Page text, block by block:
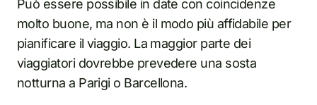
Può essere possibile in date con coincidenze
molto buone, ma non è il modo più affidabile per
pianificare il viaggio. La maggior parte dei
viaggiatori dovrebbe prevedere una sosta
notturna a Parigi o Barcellona.